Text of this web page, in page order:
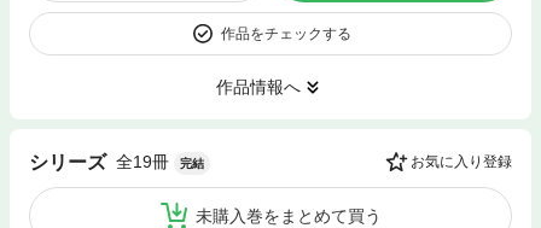
作品をチェックする
作品情報へ
シリーズ 全19冊 完結 お気に入り登録
未購入巻をまとめて買う